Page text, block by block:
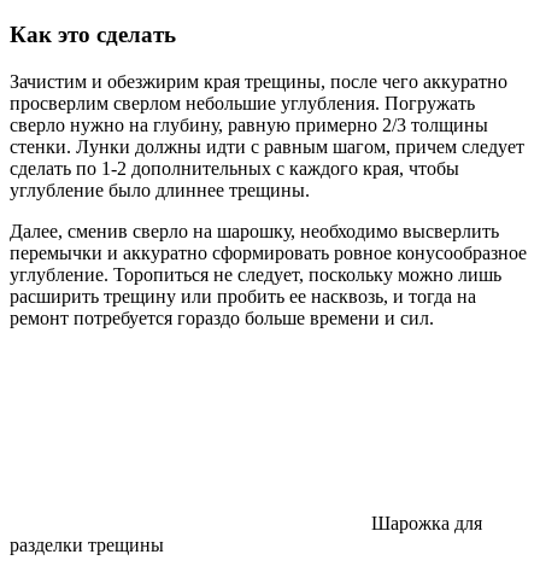
Как это сделать
Зачистим и обезжирим края трещины, после чего аккуратно
просверлим сверлом небольшие углубления. Погружать
сверло нужно на глубину, равную примерно 2/3 толщины
стенки. Лунки должны идти с равным шагом, причем следует
сделать по 1-2 дополнительных с каждого края, чтобы
углубление было длиннее трещины.
Далее, сменив сверло на шарошку, необходимо высверлить
перемычки и аккуратно сформировать ровное конусообразное
углубление. Торопиться не следует, поскольку можно лишь
расширить трещину или пробить ее насквозь, и тогда на
ремонт потребуется гораздо больше времени и сил.
Шарожка для
разделки трещины